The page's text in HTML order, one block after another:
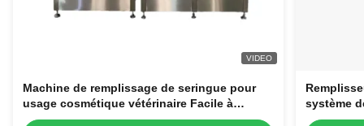
VIDEO
Machine de remplissage de seringue pour
usage cosmétique vétérinaire Facile à
utiliser 220V Seringues en plastique jetables
système
laminaire